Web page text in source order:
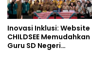
Inovasi Inklusi: Website
CHILDSEE Memudahkan
Guru SD Negeri